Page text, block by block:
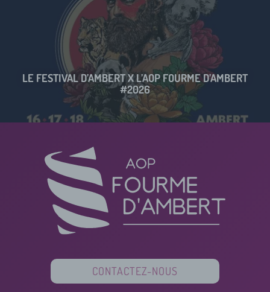
LE FESTIVAL D’AMBERT X L’AOP FOURME D’AMBERT
#2026
CONTACTEZ-NOUS